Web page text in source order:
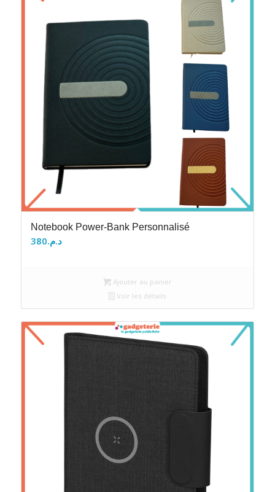
Notebook Power-Bank Personnalisé
د.م.380
Ajouter au panier
Voir les détails